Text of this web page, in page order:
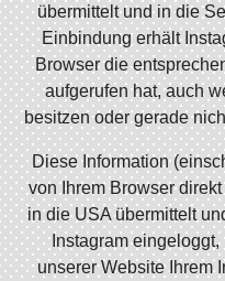
übermittelt und in die
Einbindung erhält
Browser die
aufgerufen hat, auch
besitzen oder gerade
Diese Information
von Ihrem Browser
in die USA übermittelt
Instagram
unserer Website Ihrem